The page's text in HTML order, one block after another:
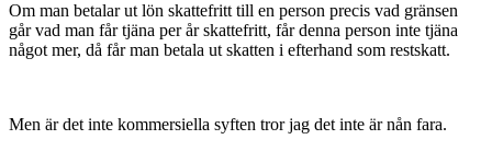
Om man betalar ut lön skattefritt till en person precis vad gränsen
går vad man får tjäna per år skattefritt, får denna person inte tjäna
något mer, då får man betala ut skatten i efterhand som restskatt.
Men är det inte kommersiella syften tror jag det inte är nån fara.